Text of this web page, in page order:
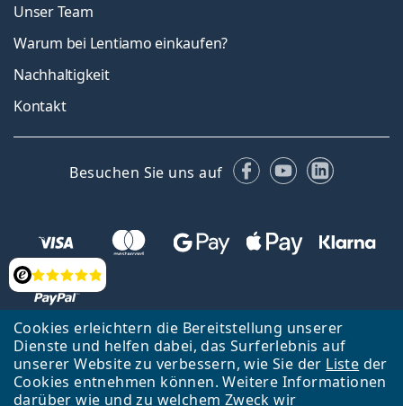
Cookies erleichtern die Bereitstellung unserer
Dienste und helfen dabei, das Surferlebnis auf
unserer Website zu verbessern, wie Sie der Liste der
Cookies entnehmen können. Weitere Informationen
darüber wie und zu welchem Zweck wir
Bewertung
Unser Team
Warum bei Lentiamo einkaufen?
Nachhaltigkeit
Kontakt
Besuchen Sie uns auf Facebook
YouTubeLinkedIn
Zurück zur Hauptseite
Nach oben
Lentiamo s.r.o., Tschechien ist Eigentümer und Betreiber des Online-